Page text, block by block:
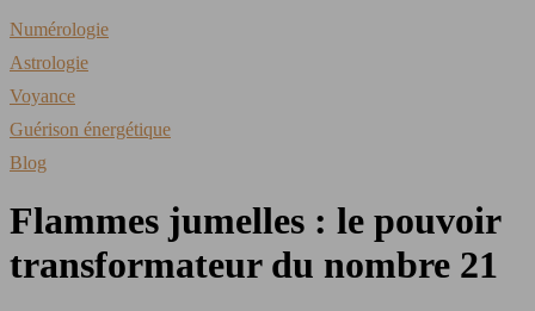
Numérologie
Astrologie
Voyance
Guérison énergétique
Blog
Flammes jumelles : le pouvoir
transformateur du nombre 21